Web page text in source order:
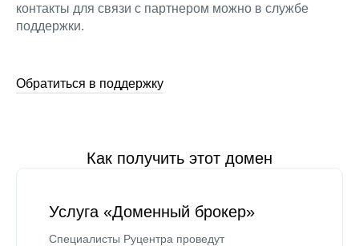
контакты для связи с партнером можно в службе
поддержки.
Обратиться в поддержку
Как получить этот домен
Услуга «Доменный брокер»
Специалисты Руцентра проведут